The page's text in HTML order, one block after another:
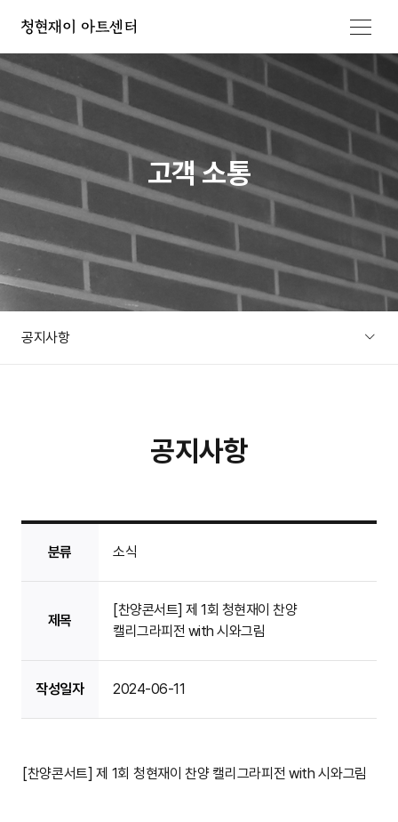
메뉴 열기
고객 소통
공지사항
공지사항
분류 소식
제목
[찬양콘서트] 제 1회 청현재이 찬양
캘리그라피전 with 시와그림
작성일자 2024-06-11
[찬양콘서트] 제 1회 청현재이 찬양 캘리그라피전 with 시와그림